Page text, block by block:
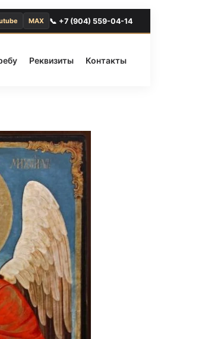
MAX 📞 +7 (904) 559-04-14
Реквизиты Контакты